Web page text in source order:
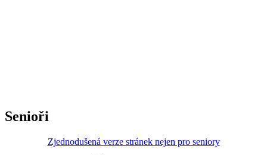
Senioři
Zjednodušená verze stránek nejen pro seniory